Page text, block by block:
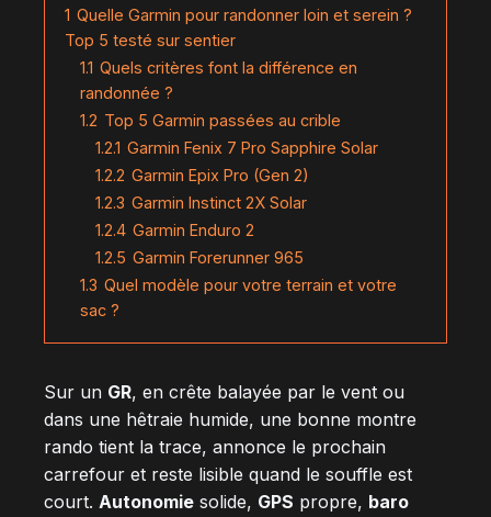
1 Quelle Garmin pour randonner loin et serein ?
Top 5 testé sur sentier
1.1 Quels critères font la différence en
randonnée ?
1.2 Top 5 Garmin passées au crible
1.2.1 Garmin Fenix 7 Pro Sapphire Solar
1.2.2 Garmin Epix Pro (Gen 2)
1.2.3 Garmin Instinct 2X Solar
1.2.4 Garmin Enduro 2
1.2.5 Garmin Forerunner 965
1.3 Quel modèle pour votre terrain et votre
sac ?
Sur un GR, en crête balayée par le vent ou
dans une hêtraie humide, une bonne montre
rando tient la trace, annonce le prochain
carrefour et reste lisible quand le souffle est
court. Autonomie solide, GPS propre, baro